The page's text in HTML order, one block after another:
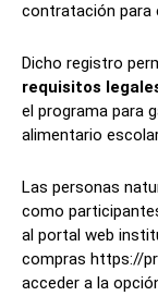
contratación para
Dicho registro
requisitos
el programa para
alimentario
Las personas
como
al portal web
compras https://
acceder a la